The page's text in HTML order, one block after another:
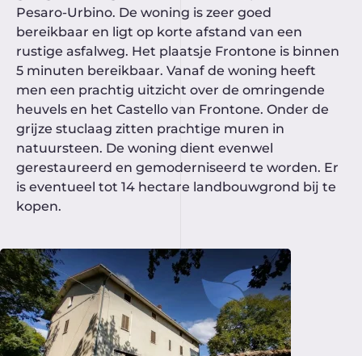
Pesaro-Urbino. De woning is zeer goed
bereikbaar en ligt op korte afstand van een
rustige asfalweg. Het plaatsje Frontone is binnen
5 minuten bereikbaar. Vanaf de woning heeft
men een prachtig uitzicht over de omringende
heuvels en het Castello van Frontone. Onder de
grijze stuclaag zitten prachtige muren in
natuursteen. De woning dient evenwel
gerestaureerd en gemoderniseerd te worden. Er
is eventueel tot 14 hectare landbouwgrond bij te
kopen.